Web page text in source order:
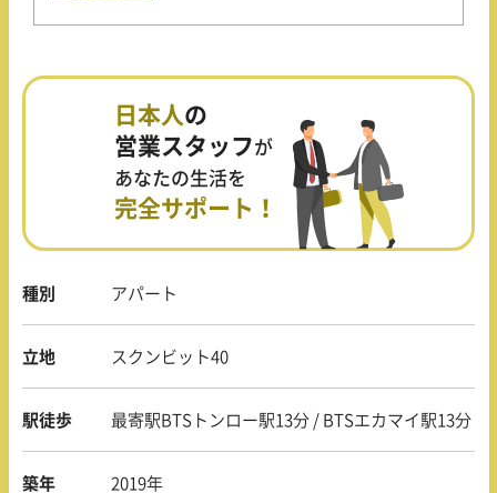
種別 アパート
立地 スクンビット40
駅徒歩 最寄駅BTSトンロー駅13分 / BTSエカマイ駅13分
築年 2019年
日本人 の
営業スタッフが
あなたの生活を
完全サポート！